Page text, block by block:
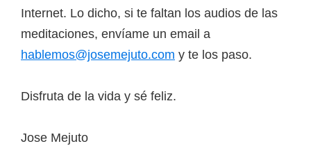
Internet. Lo dicho, si te faltan los audios de las
meditaciones, envíame un email a
hablemos@josemejuto.com y te los paso.
Disfruta de la vida y sé feliz.
Jose Mejuto